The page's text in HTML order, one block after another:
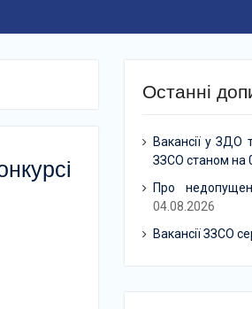
Останні
Вакансії у ЗДО
ЗЗСО станом на
Про
04.08.2026
Вакансії ЗЗСО